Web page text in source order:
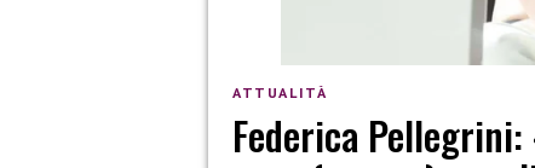
ATTUALITÀ
Federica